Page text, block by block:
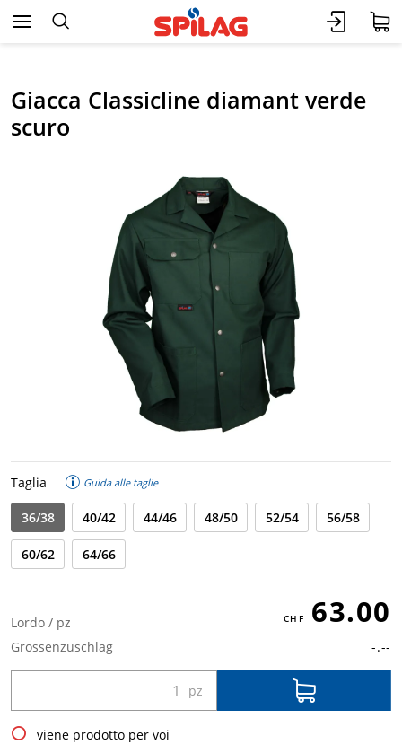
Giacca Classicline diamant verde
scuro
Taglia Guida alle taglie
36/38 40/42 44/46 48/50 52/54 56/58
60/62 64/66
Lordo / pz 63.00
Grössenzuschlag -.--
viene prodotto per voi